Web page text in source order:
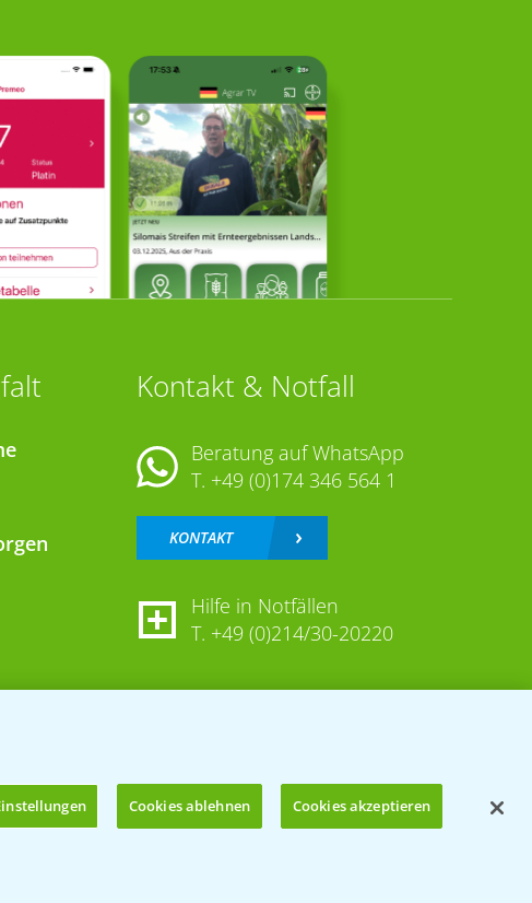
Kontakt & Notfall
Beratung auf WhatsApp
T. +49 (0)174 346 564 1
KONTAKT
Hilfe in Notfällen
T. +49 (0)214/30-20220
Cookies ablehnen Cookies akzeptieren